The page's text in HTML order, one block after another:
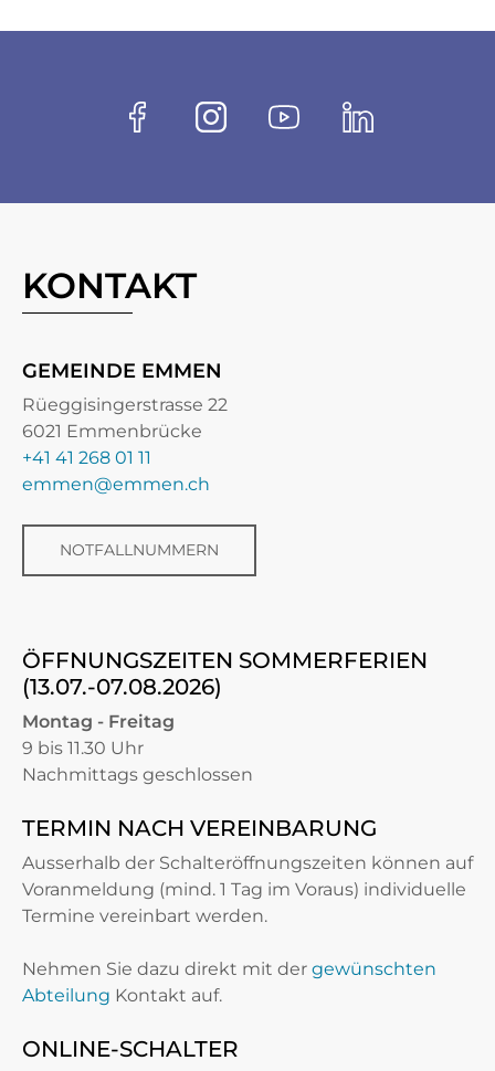
Socials
FacebookInstagramYoutubeLinkedin
KONTAKT
GEMEINDE EMMEN
Rüeggisingerstrasse 22
6021 Emmenbrücke
+41 41 268 01 11
emmen@emmen.ch
NOTFALLNUMMERN
ÖFFNUNGSZEITEN SOMMERFERIEN
(13.07.-07.08.2026)
Montag - Freitag
9 bis 11.30 Uhr
Nachmittags geschlossen
TERMIN NACH VEREINBARUNG
Ausserhalb der Schalteröffnungszeiten können auf
Voranmeldung (mind. 1 Tag im Voraus) individuelle
Termine vereinbart werden.
Nehmen Sie dazu direkt mit der gewünschten
Abteilung Kontakt auf.
ONLINE-SCHALTER